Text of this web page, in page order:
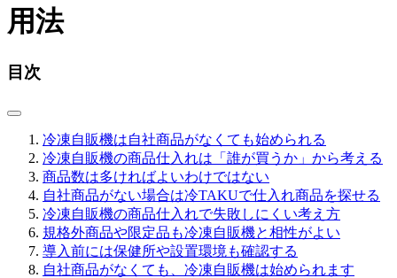
用法
目次
冷凍自販機は自社商品がなくても始められる
冷凍自販機の商品仕入れは「誰が買うか」から考える
商品数は多ければよいわけではない
自社商品がない場合は冷TAKUで仕入れ商品を探せる
冷凍自販機の商品仕入れで失敗しにくい考え方
規格外商品や限定品も冷凍自販機と相性がよい
導入前には保健所や設置環境も確認する
自社商品がなくても、冷凍自販機は始められます